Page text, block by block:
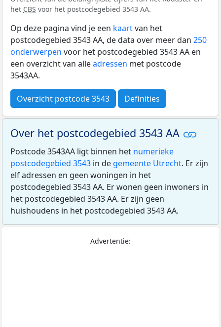
het CBS voor het postcodegebied 3543 AA.
Op deze pagina vind je een kaartvan het
postcodegebied 3543 AA, de data over meer dan 250
onderwerpen voor het postcodegebied 3543 AA en
een overzicht van alleadressen met postcode
3543AA.
Overzicht postcode 3543 Definities
Over het postcodegebied 3543 AA
Postcode 3543AA ligt binnen het numerieke
postcodegebied 3543 in de gemeente Utrecht. Er zijn
elf adressen en geen woningen in het
postcodegebied 3543 AA. Er wonen geen inwoners in
het postcodegebied 3543 AA. Er zijn geen
huishoudens in het postcodegebied 3543 AA.
Advertentie: